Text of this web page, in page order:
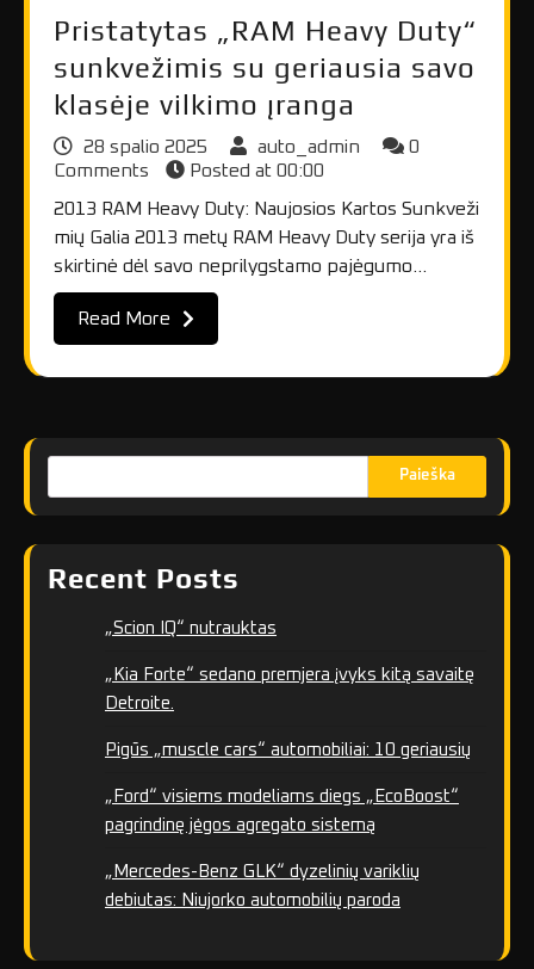
Pristatytas „RAM Heavy Duty“
sunkvežimis su geriausia savo
klasėje vilkimo įranga
28 spalio 2025 auto_admin
0
Comments
Posted at 00:00
2013 RAM Heavy Duty: Naujosios Kartos Sunkveži
mių Galia 2013 metų RAM Heavy Duty serija yra iš
skirtinė dėl savo neprilygstamo pajėgumo…
Read More
Paieška
Recent Posts
„Scion IQ“ nutrauktas
„Kia Forte“ sedano premjera įvyks kitą savaitę
Detroite.
Pigūs „muscle cars“ automobiliai: 10 geriausių
„Ford“ visiems modeliams diegs „EcoBoost“
pagrindinę jėgos agregato sistemą
„Mercedes-Benz GLK“ dyzelinių variklių
debiutas: Niujorko automobilių paroda